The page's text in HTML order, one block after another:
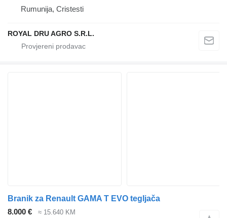
Rumunija, Cristesti
ROYAL DRU AGRO S.R.L.
Branik za Renault GAMA T EVO tegljača
8.000 €
≈ 15.640 KM